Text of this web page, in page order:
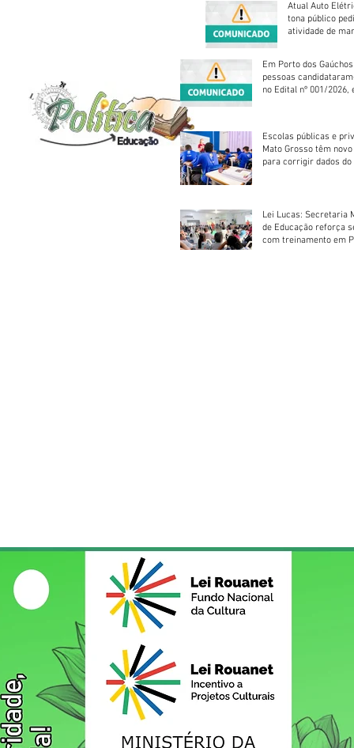
Atual Auto
tona público
atividade de
Em Porto dos
pessoas
no Edital nº 001/2026,
Escolas públicas e
Mato Grosso têm
para corrigir dados do
Lei Lucas: Secretaria
de Educação reforça
com treinamento em